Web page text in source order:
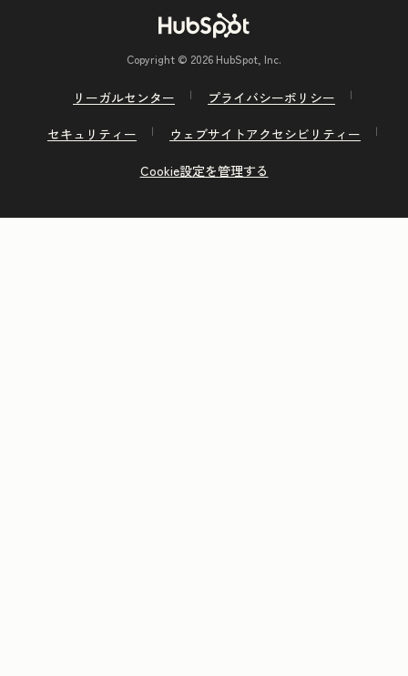
Copyright © 2026 HubSpot, Inc.
リーガルセンター
プライバシーポリシー
セキュリティー
ウェブサイトアクセシビリティー
Cookie設定を管理する